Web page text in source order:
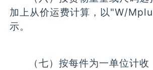
加上从价运费计算，以"W/
示。
（七）按每件为一单位计